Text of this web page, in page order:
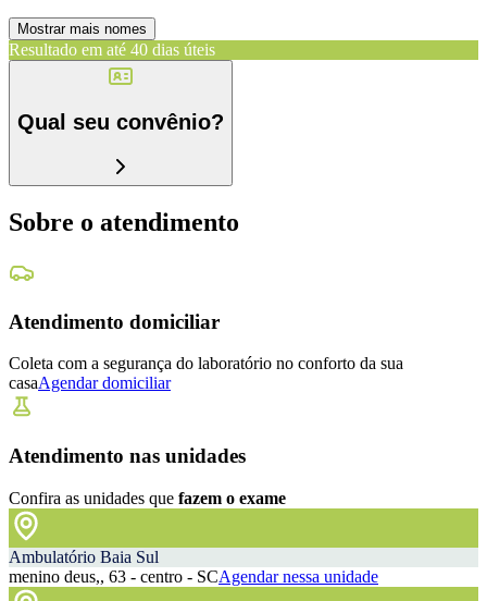
Mostrar mais nomes
Resultado em até 40 dias úteis
Qual seu convênio?
Sobre o atendimento
Atendimento domiciliar
Coleta com a segurança do laboratório no conforto da sua
casaAgendar domiciliar
Atendimento nas unidades
Confira as unidades que fazem o exame
Ambulatório Baia Sul
menino deus,, 63 - centro - SCAgendar nessa unidade